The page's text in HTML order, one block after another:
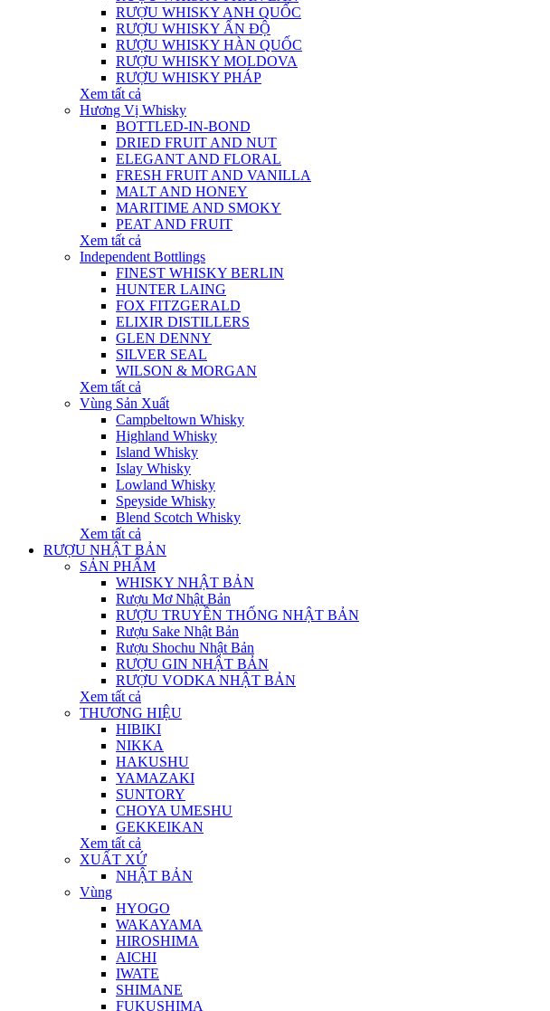
RƯỢU WHISKY ANH QUỐC
RƯỢU WHISKY ẤN ĐỘ
RƯỢU WHISKY HÀN QUỐC
RƯỢU WHISKY MOLDOVA
RƯỢU WHISKY PHÁP
Xem tất cả
Hương Vị Whisky
BOTTLED-IN-BOND
DRIED FRUIT AND NUT
ELEGANT AND FLORAL
FRESH FRUIT AND VANILLA
MALT AND HONEY
MARITIME AND SMOKY
PEAT AND FRUIT
Xem tất cả
Independent Bottlings
FINEST WHISKY BERLIN
HUNTER LAING
FOX FITZGERALD
ELIXIR DISTILLERS
GLEN DENNY
SILVER SEAL
WILSON & MORGAN
Xem tất cả
Vùng Sản Xuất
Campbeltown Whisky
Highland Whisky
Island Whisky
Islay Whisky
Lowland Whisky
Speyside Whisky
Blend Scotch Whisky
Xem tất cả
RƯỢU NHẬT BẢN
SẢN PHẨM
WHISKY NHẬT BẢN
Rượu Mơ Nhật Bản
RƯỢU TRUYỀN THỐNG NHẬT BẢN
Rượu Sake Nhật Bản
Rượu Shochu Nhật Bản
RƯỢU GIN NHẬT BẢN
RƯỢU VODKA NHẬT BẢN
Xem tất cả
THƯƠNG HIỆU
HIBIKI
NIKKA
HAKUSHU
YAMAZAKI
SUNTORY
CHOYA UMESHU
GEKKEIKAN
Xem tất cả
XUẤT XỨ
NHẬT BẢN
Vùng
HYOGO
WAKAYAMA
HIROSHIMA
AICHI
IWATE
SHIMANE
FUKUSHIMA